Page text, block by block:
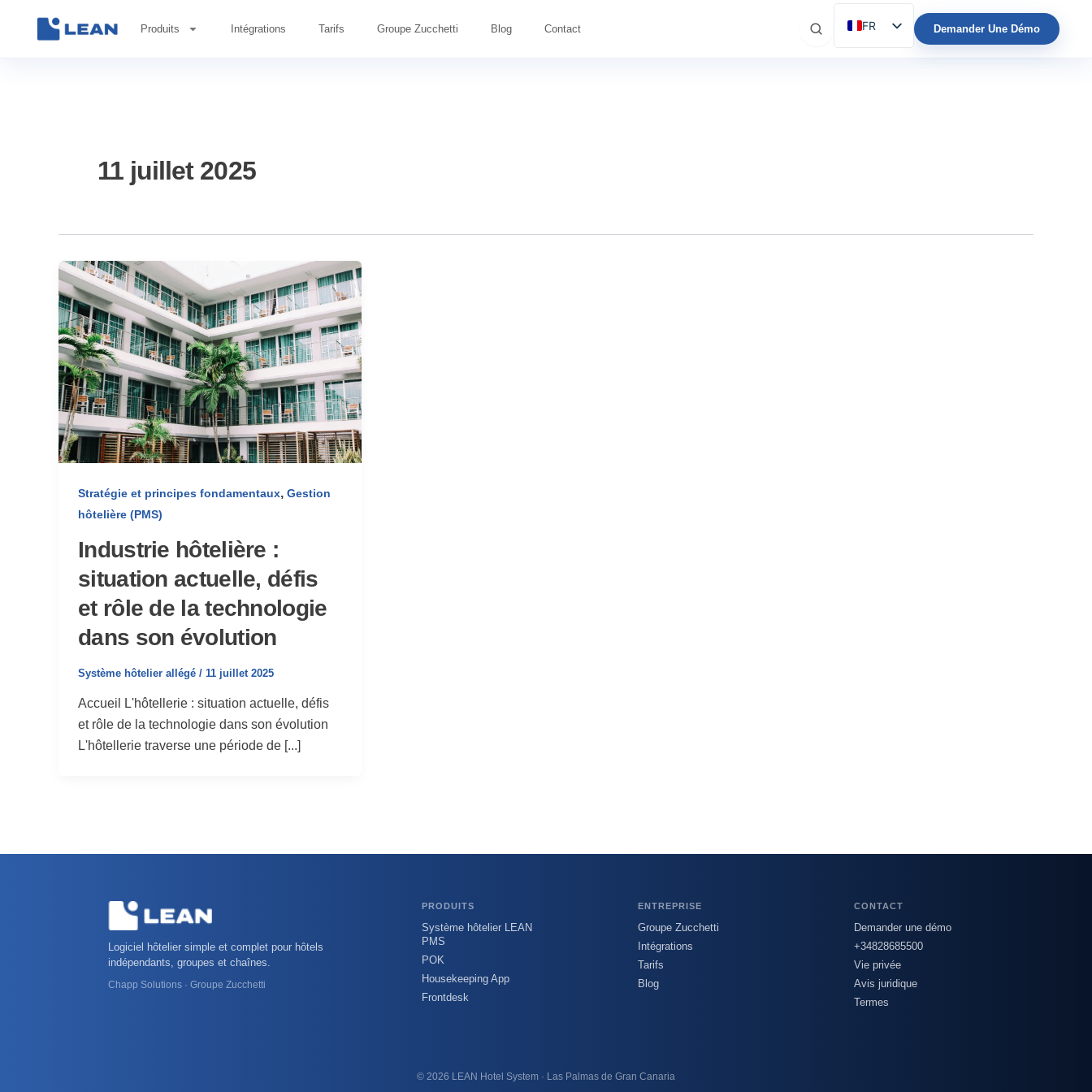
Produits Intégrations Tarifs Groupe Zucchetti Blog Contact
FR
ES
Demander Une Démo
11 juillet 2025
Stratégie et principes fondamentaux, Gestion
hôtelière (PMS)
Industrie hôtelière :
situation actuelle, défis
et rôle de la technologie
dans son évolution
Système hôtelier allégé / 11 juillet 2025
Accueil L'hôtellerie : situation actuelle, défis
et rôle de la technologie dans son évolution
L'hôtellerie traverse une période de [...]
Logiciel hôtelier simple et complet pour hôtels
indépendants, groupes et chaînes.
Chapp Solutions · Groupe Zucchetti
PRODUITS
Système hôtelier LEAN
PMS
POK
Housekeeping App
Frontdesk
ENTREPRISE
Groupe Zucchetti
Intégrations
Tarifs
Blog
CONTACT
Demander une démo
+34828685500
Vie privée
Avis juridique
Termes
© 2026 LEAN Hotel System · Las Palmas de Gran Canaria